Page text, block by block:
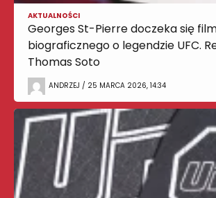
AKTUALNOŚCI
Georges St-Pierre doczeka się
biograficznego o legendzie UFC.
Thomas Soto
ANDRZEJ / 25 MARCA 2026, 14:34